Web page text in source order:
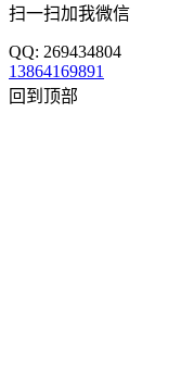
扫一扫加我微信
QQ: 269434804
13864169891
回到顶部